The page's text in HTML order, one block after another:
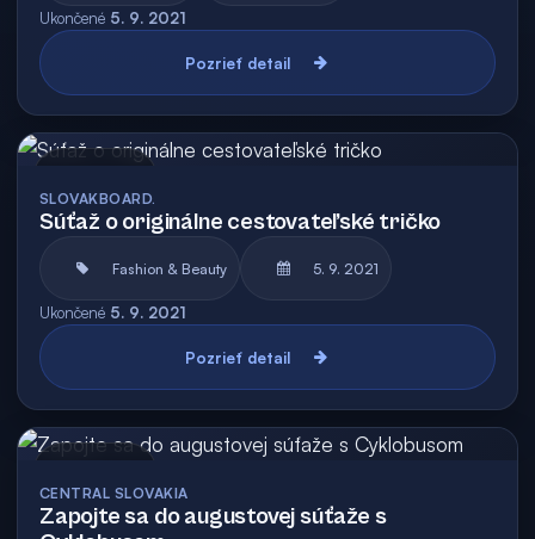
Ukončené 5. 9. 2021
Pozrieť detail
SLOVAKBOARD.
Súťaž o originálne cestovateľské tričko
Fashion & Beauty 5. 9. 2021
Ukončené 5. 9. 2021
Pozrieť detail
CENTRAL SLOVAKIA
Zapojte sa do augustovej súťaže s